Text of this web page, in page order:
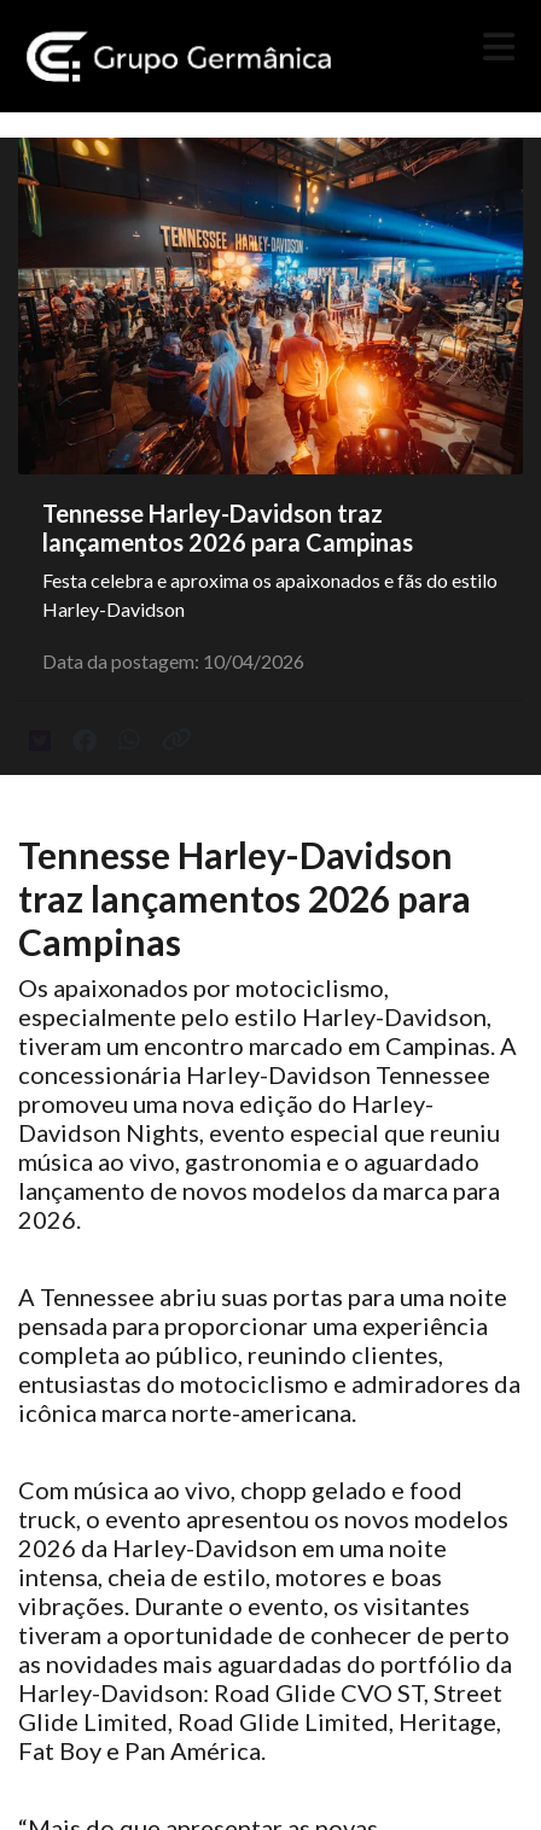
Tennesse Harley-Davidson traz
lançamentos 2026 para Campinas
Festa celebra e aproxima os apaixonados e fãs do estilo
Harley-Davidson
Data da postagem: 10/04/2026
Tennesse Harley-Davidson
traz lançamentos 2026 para
Campinas
Os apaixonados por motociclismo,
especialmente pelo estilo Harley-Davidson,
tiveram um encontro marcado em Campinas. A
concessionária Harley-Davidson Tennessee
promoveu uma nova edição do Harley-
Davidson Nights, evento especial que reuniu
música ao vivo, gastronomia e o aguardado
lançamento de novos modelos da marca para
2026.
A Tennessee abriu suas portas para uma noite
pensada para proporcionar uma experiência
completa ao público, reunindo clientes,
entusiastas do motociclismo e admiradores da
icônica marca norte-americana.
Com música ao vivo, chopp gelado e food
truck, o evento apresentou os novos modelos
2026 da Harley-Davidson em uma noite
intensa, cheia de estilo, motores e boas
vibrações. Durante o evento, os visitantes
tiveram a oportunidade de conhecer de perto
as novidades mais aguardadas do portfólio da
Harley-Davidson: Road Glide CVO ST, Street
Glide Limited, Road Glide Limited, Heritage,
Fat Boy e Pan América.